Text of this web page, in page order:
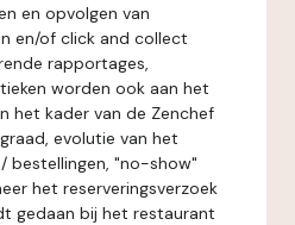
en opvolgen van
en/of click and collect
rapportages,
worden ook aan het
het kader van de Zenchef
evolutie van het
bestellingen, "no-show"
het reserveringsverzoek
gedaan bij het restaurant